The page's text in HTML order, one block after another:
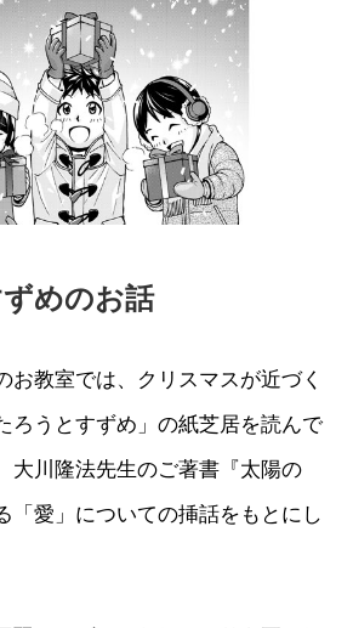
めのお話
お教室では、クリスマスが近づく
ろうとすずめ」の紙芝居を読んで
大川隆法先生のご著書『太陽の
「愛」についての挿話をもとにし